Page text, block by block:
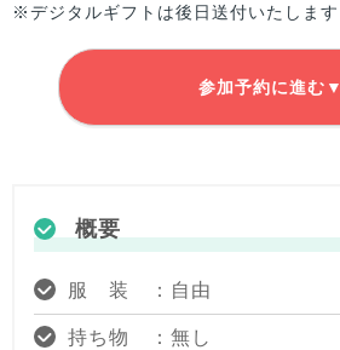
※デジタルギフトは後日送付いたします
参加予約に進む▼
概要
服 装 ：自由
持ち物 ：無し